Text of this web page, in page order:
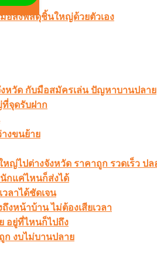
อส่งพัสดุชิ้นใหญ่ด้วยตัวเอง
หวัด กับมือสมัครเล่น ปัญหาบานปลาย
จุดรับฝาก
างขนย้าย
ญ่ไปต่างจังหวัด ราคาถูก รวดเร็ว ปล
กแค่ไหนก็ส่งได้
วลาได้ชัดเจน
งหน้าบ้าน ไม่ต้องเสียเวลา
อยู่ที่ไหนก็ไปถึง
ก งบไม่บานปลาย